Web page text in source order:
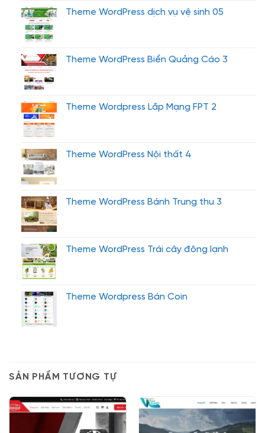
Theme WordPress dịch vụ vệ sinh 05
Theme WordPress Biển Quảng Cáo 3
Theme Wordpress Lắp Mạng FPT 2
Theme WordPress Nội thất 4
Theme WordPress Bánh Trung thu 3
Theme WordPress Trái cây đông lạnh
Theme Wordpress Bán Coin
SẢN PHẨM TƯƠNG TỰ